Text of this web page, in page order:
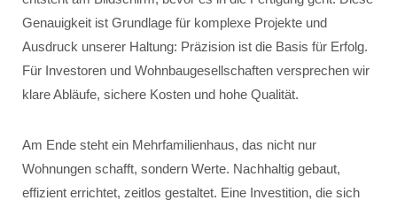
Genauigkeit ist Grundlage für komplexe Projekte und
Ausdruck unserer Haltung: Präzision ist die Basis für Erfolg.
Für Investoren und Wohnbaugesellschaften versprechen wir
klare Abläufe, sichere Kosten und hohe Qualität.
Am Ende steht ein Mehrfamilienhaus, das nicht nur
Wohnungen schafft, sondern Werte. Nachhaltig gebaut,
effizient errichtet, zeitlos gestaltet. Eine Investition, die sich